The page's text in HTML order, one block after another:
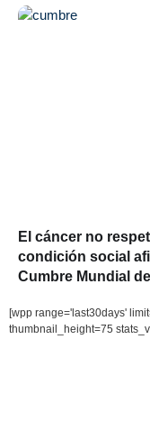
El cáncer no
condición social
Cumbre Mundial
[wpp range='last30days'
thumbnail_height=75